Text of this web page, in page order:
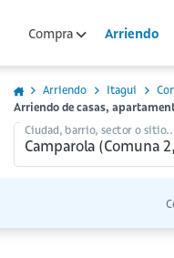
Compra Arriendo
Arriendo Itagui
Arriendo de casas,
Ciudad, barrio, sector o